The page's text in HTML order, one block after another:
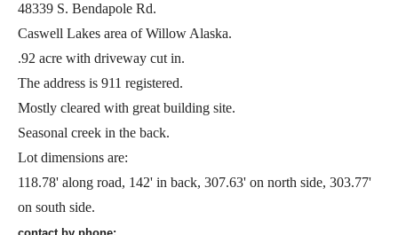
48339 S. Bendapole Rd.
Caswell Lakes area of Willow Alaska.
.92 acre with driveway cut in.
The address is 911 registered.
Mostly cleared with great building site.
Seasonal creek in the back.
Lot dimensions are:
118.78' along road, 142' in back, 307.63' on north side, 303.77'
on south side.